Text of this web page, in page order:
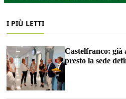
I PIÙ LETTI
Castelfranco: già
presto la sede